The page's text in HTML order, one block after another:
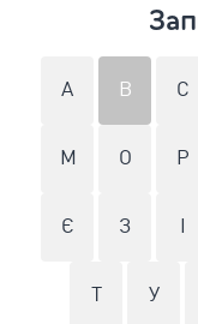
A B C
M O P
Є З
У